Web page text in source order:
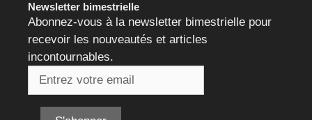
Newsletter bimestrielle
Abonnez-vous à la newsletter bimestrielle pour
recevoir les nouveautés et articles
incontournables.